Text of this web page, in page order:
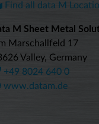
Find all data M
M Sheet Metal
Marschallfeld 17
Valley, Germany
+49 8024 640 0
www.datam.de